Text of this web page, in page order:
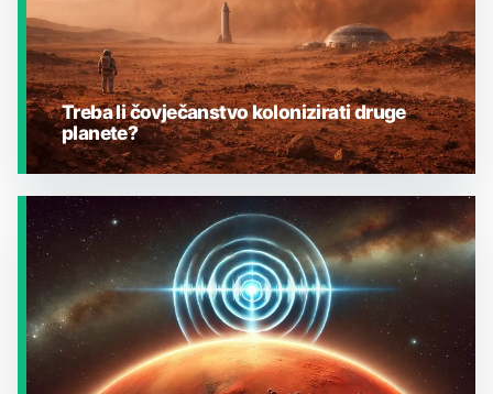
JESTE LI ZNALI?
Treba li čovječanstvo kolonizirati druge
planete?